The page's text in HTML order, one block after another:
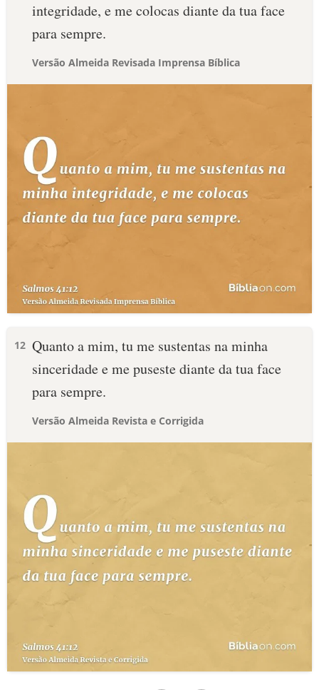
integridade, e me colocas diante da tua face
para sempre.
Versão Almeida Revisada Imprensa Bíblica
12 Quanto a mim, tu me sustentas na minha
sinceridade e me puseste diante da tua face
para sempre.
Versão Almeida Revista e Corrigida